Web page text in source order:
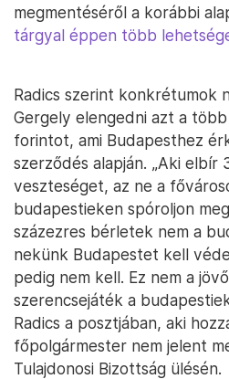
megmentéséről a korábbi
tárgyal éppen több
Radics szerint konkrétumok
Gergely elengedni azt a
forintot, ami Budapesthez
szerződés alapján. „Aki elbír
veszteséget, az ne a
budapestieken spóroljon
százezres bérletek nem a
nekünk Budapestet kell
pedig nem kell. Ez nem a
szerencsejáték a
Radics a posztjában, aki
főpolgármester nem jelent
Tulajdonosi Bizottság ülésén.